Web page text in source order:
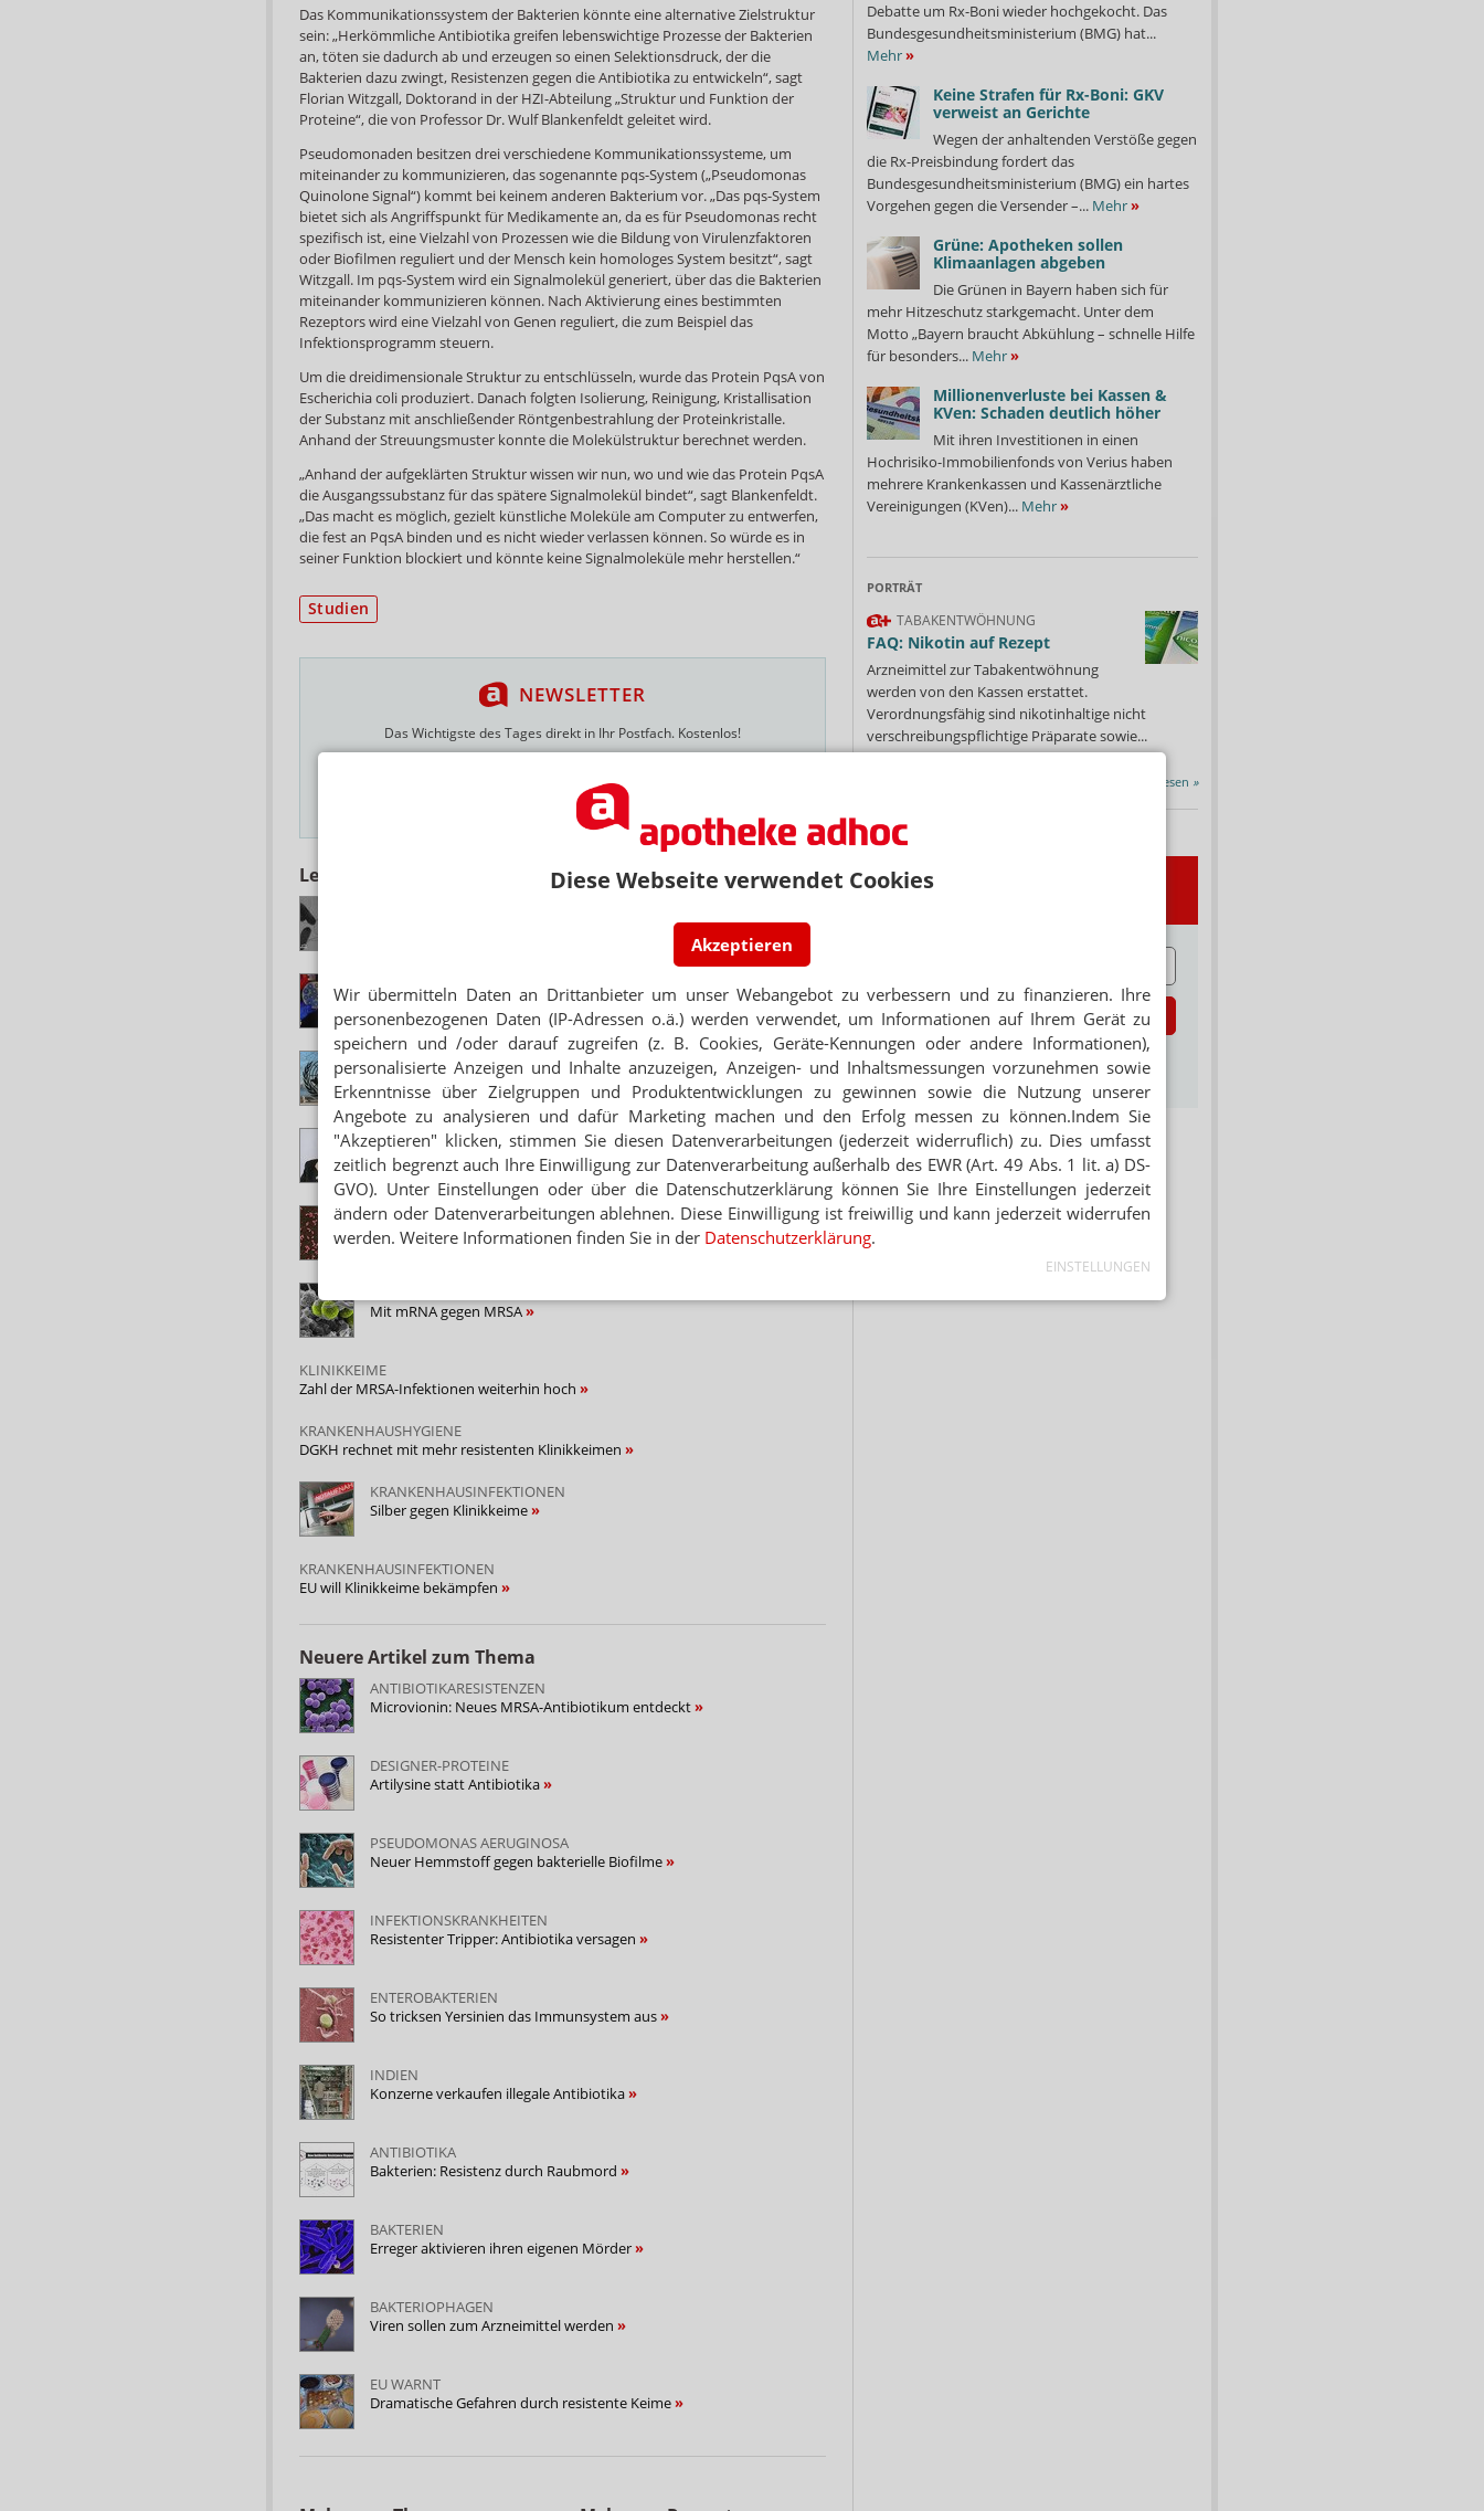
Diese Webseite verwendet Cookies
Akzeptieren
Wir übermitteln Daten an Drittanbieter um unser Webangebot zu verbessern und zu finanzieren. Ihre
personenbezogenen Daten (IP-Adressen o.ä.) werden verwendet, um Informationen auf Ihrem Gerät zu
speichern und /oder darauf zugreifen (z. B. Cookies, Geräte-Kennungen oder andere Informationen),
personalisierte Anzeigen und Inhalte anzuzeigen, Anzeigen- und Inhaltsmessungen vorzunehmen sowie
Erkenntnisse über Zielgruppen und Produktentwicklungen zu gewinnen sowie die Nutzung unserer
Angebote zu analysieren und dafür Marketing machen und den Erfolg messen zu können.Indem Sie
"Akzeptieren" klicken, stimmen Sie diesen Datenverarbeitungen (jederzeit widerruflich) zu. Dies umfasst
zeitlich begrenzt auch Ihre Einwilligung zur Datenverarbeitung außerhalb des EWR (Art. 49 Abs. 1 lit. a) DS-
GVO). Unter Einstellungen oder über die Datenschutzerklärung können Sie Ihre Einstellungen jederzeit
ändern oder Datenverarbeitungen ablehnen. Diese Einwilligung ist freiwillig und kann jederzeit widerrufen
werden. Weitere Informationen finden Sie in der Datenschutzerklärung.
EINSTELLUNGEN
Das Kommunikationssystem der Bakterien könnte eine alternative Zielstruktur
sein: „Herkömmliche Antibiotika greifen lebenswichtige Prozesse der Bakterien
an, töten sie dadurch ab und erzeugen so einen Selektionsdruck, der die
Bakterien dazu zwingt, Resistenzen gegen die Antibiotika zu entwickeln“, sagt
Florian Witzgall, Doktorand in der HZI-Abteilung „Struktur und Funktion der
Proteine“, die von Professor Dr. Wulf Blankenfeldt geleitet wird.
Pseudomonaden besitzen drei verschiedene Kommunikationssysteme, um
miteinander zu kommunizieren, das sogenannte pqs-System („Pseudomonas
Quinolone Signal“) kommt bei keinem anderen Bakterium vor. „Das pqs-System
bietet sich als Angriffspunkt für Medikamente an, da es für Pseudomonas recht
spezifisch ist, eine Vielzahl von Prozessen wie die Bildung von Virulenzfaktoren
oder Biofilmen reguliert und der Mensch kein homologes System besitzt“, sagt
Witzgall. Im pqs-System wird ein Signalmolekül generiert, über das die Bakterien
miteinander kommunizieren können. Nach Aktivierung eines bestimmten
Rezeptors wird eine Vielzahl von Genen reguliert, die zum Beispiel das
Infektionsprogramm steuern.
Um die dreidimensionale Struktur zu entschlüsseln, wurde das Protein PqsA von
Escherichia coli produziert. Danach folgten Isolierung, Reinigung, Kristallisation
der Substanz mit anschließender Röntgenbestrahlung der Proteinkristalle.
Anhand der Streuungsmuster konnte die Molekülstruktur berechnet werden.
„Anhand der aufgeklärten Struktur wissen wir nun, wo und wie das Protein PqsA
die Ausgangssubstanz für das spätere Signalmolekül bindet“, sagt Blankenfeldt.
„Das macht es möglich, gezielt künstliche Moleküle am Computer zu entwerfen,
die fest an PqsA binden und es nicht wieder verlassen können. So würde es in
seiner Funktion blockiert und könnte keine Signalmoleküle mehr herstellen.“
Studien
NEWSLETTER
Das Wichtigste des Tages direkt in Ihr Postfach. Kostenlos!
Hinweis zum Newsletter & Datenschutz
Lesen Sie auch
EU-KOMMISSION
Ideenpapier gegen Antibiotika-Resistenzen
VEREINTE NATIONEN
UN kämpft gegen Antibiotikaresistenzen
WORLD HEALTH SUMMIT
Gröhe: Kampf gegen Antibiotikaresistenzen
ANTIBIOTIKARESISTENZEN
Bakterien in der Sackgasse
Mit mRNA gegen MRSA
KLINIKKEIME
Zahl der MRSA-Infektionen weiterhin hoch
KRANKENHAUSHYGIENE
DGKH rechnet mit mehr resistenten Klinikkeimen
KRANKENHAUSINFEKTIONEN
Silber gegen Klinikkeime
KRANKENHAUSINFEKTIONEN
EU will Klinikkeime bekämpfen
Neuere Artikel zum Thema
ANTIBIOTIKARESISTENZEN
Microvionin: Neues MRSA-Antibiotikum entdeckt
DESIGNER-PROTEINE
Artilysine statt Antibiotika
PSEUDOMONAS AERUGINOSA
Neuer Hemmstoff gegen bakterielle Biofilme
INFEKTIONSKRANKHEITEN
Resistenter Tripper: Antibiotika versagen
ENTEROBAKTERIEN
So tricksen Yersinien das Immunsystem aus
INDIEN
Konzerne verkaufen illegale Antibiotika
ANTIBIOTIKA
Bakterien: Resistenz durch Raubmord
BAKTERIEN
Erreger aktivieren ihren eigenen Mörder
BAKTERIOPHAGEN
Viren sollen zum Arzneimittel werden
EU WARNT
Dramatische Gefahren durch resistente Keime
Debatte um Rx-Boni wieder hochgekocht. Das
Bundesgesundheitsministerium (BMG) hat...
Mehr»
Keine Strafen für Rx-Boni: GKV
verweist an Gerichte
Wegen der anhaltenden Verstöße gegen
die Rx-Preisbindung fordert das
Bundesgesundheitsministerium (BMG) ein hartes
Vorgehen gegen die Versender –... Mehr»
Grüne: Apotheken sollen
Klimaanlagen abgeben
Die Grünen in Bayern haben sich für
mehr Hitzeschutz starkgemacht. Unter dem
Motto „Bayern braucht Abkühlung – schnelle Hilfe
für besonders... Mehr»
Millionenverluste bei Kassen &
KVen: Schaden deutlich höher
Mit ihren Investitionen in einen
Hochrisiko-Immobilienfonds von Verius haben
mehrere Krankenkassen und Kassenärztliche
Vereinigungen (KVen)... Mehr»
PORTRÄT
TABAKENTWÖHNUNG
FAQ: Nikotin auf Rezept
Arzneimittel zur Tabakentwöhnung
werden von den Kassen erstattet.
Verordnungsfähig sind nikotinhaltige nicht
verschreibungspflichtige Präparate sowie...
Mehr»
Alle Porträts lesen »
Jetzt abonnieren
Hinweis zum Newsletter &
Datenschutz